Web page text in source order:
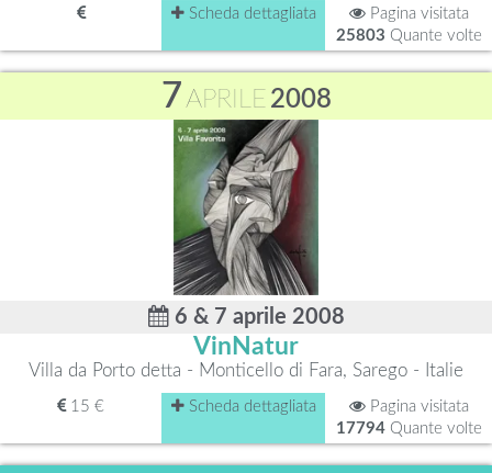
Scheda dettagliata
Pagina visitata
25803 Quante volte
7APRILE 2008
6 & 7 aprile 2008
VinNatur
Villa da Porto detta - Monticello di Fara, Sarego - Italie
15 € Scheda dettagliata
Pagina visitata
17794Quante volte